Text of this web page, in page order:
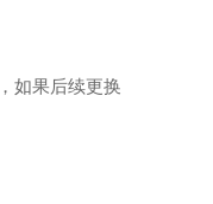
如果后续更换